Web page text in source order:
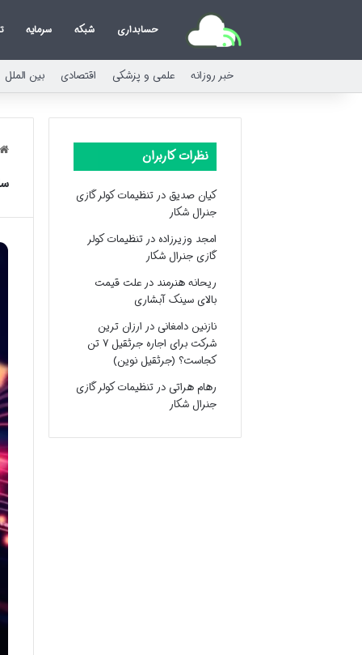
حسابداری شبکه سرمایه
خبر روزانه علمی و پزشکی اقتصادی بین الملل
نظرات کاربران
کیان صدیق درتنظیمات کولر گازی
جنرال شکار
امجد وزیرزاده درتنظیمات کولر
گازی جنرال شکار
ریحانه هنرمند درعلت قیمت
بالای سینک آبشاری
نازنین دامغانیدر ارزان ترین
شرکت برای اجاره جرثقیل ۷ تن
کجاست؟ (جرثقیل نوین)
رهام هراتیدرتنظیمات کولر گازی
جنرال شکار